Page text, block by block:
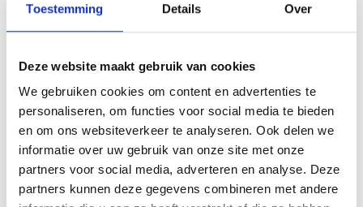
Toestemming Details Over
Deze website maakt gebruik van cookies
We gebruiken cookies om content en advertenties te
personaliseren, om functies voor social media te bieden
en om ons websiteverkeer te analyseren. Ook delen we
informatie over uw gebruik van onze site met onze
partners voor social media, adverteren en analyse. Deze
partners kunnen deze gegevens combineren met andere
MAMA THIRZA VLOG: OP
VAKANTIE & TWEE ZIEKE
MAMA CARMEN VLOG:
SCHOLEN ZIJN WEER